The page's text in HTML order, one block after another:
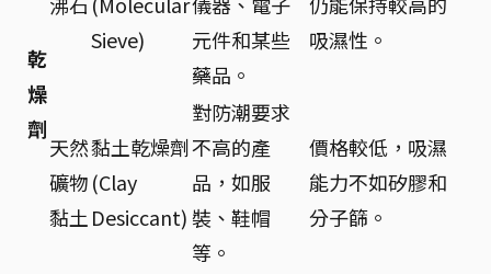
乾
燥
劑
Sieve)
元件和某些
藥品。
吸濕性。
天然
礦物
黏土
黏土乾燥劑
(Clay
Desiccant)
對防潮要求
不高的產
品，如服
裝、鞋帽
等。
價格較低，吸濕
能力不如矽膠和
分子篩。